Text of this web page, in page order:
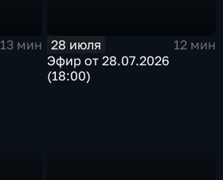
13 мин
28 июля
12 мин
Эфир от 28.07.2026
(18:00)